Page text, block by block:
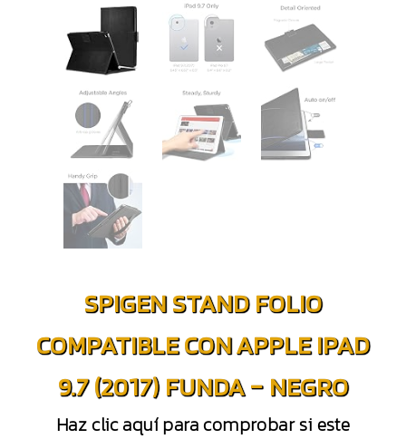
SPIGEN STAND FOLIO
COMPATIBLE CON APPLE IPAD
9.7 (2017) FUNDA – NEGRO
Haz clic aquí para comprobar si este